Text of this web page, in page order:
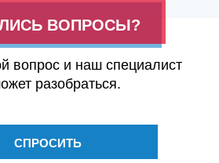
ВОПРОСЫ?
вопрос и наш специалист
разобраться.
СПРОСИТЬ